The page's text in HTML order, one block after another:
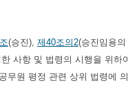
(승진), 제40조의2(승진임용
사항 및 법령의 시행을 위하
무원 평정 관련 상위 법령에